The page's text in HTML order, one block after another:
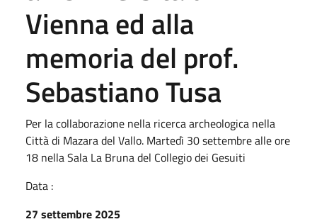
Vienna ed alla
memoria del prof.
Sebastiano Tusa
Per la collaborazione nella ricerca archeologica nella
Città di Mazara del Vallo. Martedì 30 settembre alle ore
18 nella Sala La Bruna del Collegio dei Gesuiti
Data :
27 settembre 2025